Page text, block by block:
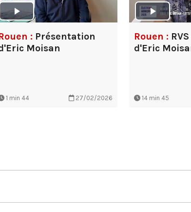
: Présentation
Moisan
1 min 44 27/02/2026
Rouen :
d'Eric
14 min 45